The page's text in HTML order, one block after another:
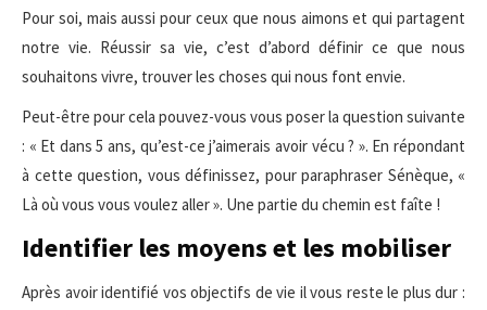
Pour soi, mais aussi pour ceux que nous aimons et qui partagent
notre vie. Réussir sa vie, c’est d’abord définir ce que nous
souhaitons vivre, trouver les choses qui nous font envie.
Peut-être pour cela pouvez-vous vous poser la question suivante
: « Et dans 5 ans, qu’est-ce j’aimerais avoir vécu ? ». En répondant
à cette question, vous définissez, pour paraphraser Sénèque, «
Là où vous vous voulez aller ». Une partie du chemin est faîte !
Identifier les moyens et les mobiliser
Après avoir identifié vos objectifs de vie il vous reste le plus dur :